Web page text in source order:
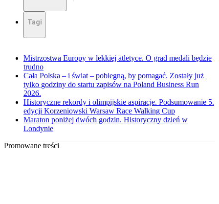
Tagi
Mistrzostwa Europy w lekkiej atletyce. O grad medali będzie
trudno
Cała Polska – i świat – pobiegną, by pomagać. Zostały już
tylko godziny do startu zapisów na Poland Business Run
2026.
Historyczne rekordy i olimpijskie aspiracje. Podsumowanie 5.
edycji Korzeniowski Warsaw Race Walking Cup
Maraton poniżej dwóch godzin. Historyczny dzień w
Londynie
Promowane treści